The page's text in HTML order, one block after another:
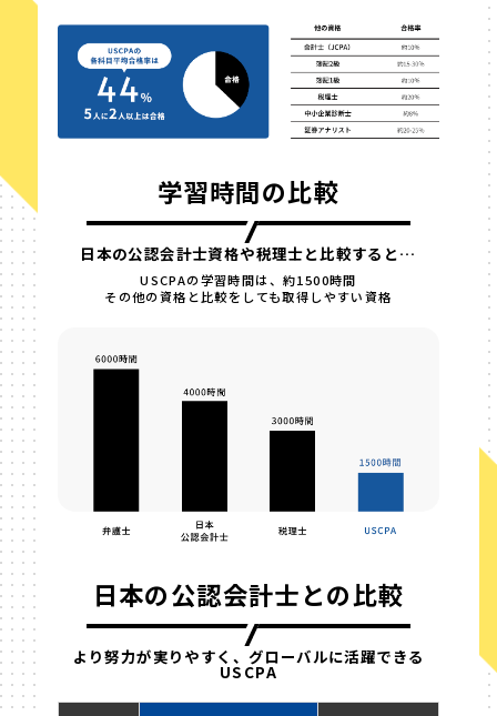
学習時間の比較
日本の公認会計士資格や税理士と比較すると…
USCPAの学習時間は、約1500時間
その他の資格と比較をしても取得しやすい資格
日本の公認会計士との比較
より努力が実りやすく、グローバルに活躍できる
USCPA